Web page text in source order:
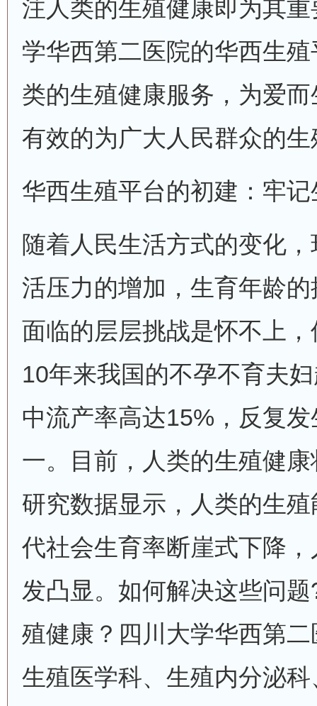
注人类的生殖健康即为其
学华西第二医院的华西生
类的生殖健康服务，为爱
有效的为广大人民群众的
华西生殖平台的初建：牢
随着人民生活方式的变化
活压力的增加，生育年龄
面临的层层挑战是怀不上
10年来我国的不孕不育夫
中流产率高达15%，反复
一。目前，人类的生殖健
研究数据显示，人类的生
代社会生育率断崖式下降
发凸显。如何解决这些问
殖健康？四川大学华西第
生殖医学科、生殖内分泌